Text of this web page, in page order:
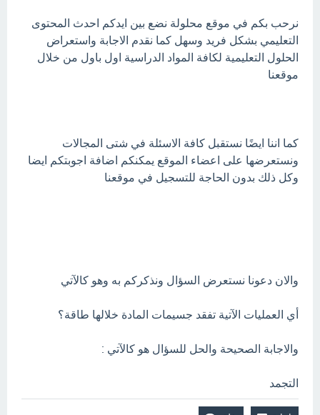
نرحب بكم في موقع محلولة نضع بين ايدكم احدث المحتوى
التعليمي بشكل فريد وسهل كما نقدم الاجابة واستعراض
الحلول التعليمية لكافة المواد الدراسية اول باول من خلال
موقعنا
كما اننا ايضًا نستقبل كافة الاسئلة في شتى المجالات
ونستعرضها على اعضاء الموقع يمكنكم اضافة اجوبتكم ايضا
وكل ذلك بدون الحاجة للتسجيل في موقعنا
والان دعونا نستعرض السؤال ونذكركم به وهو كالآتي
أي العمليات الآتية تفقد جسيمات المادة خلالها طاقة؟
والاجابة الصحيحة والحل للسؤال هو كالآتي :
التجمد